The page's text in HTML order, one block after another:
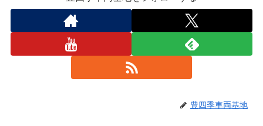
豊四季車両基地